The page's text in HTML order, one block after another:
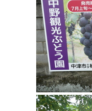
英語（English）
中国語（繁体字）
届出・登録・証明
福祉・介護
環境・衛生
事業者の方へ
入札・契約
農林水産業
都市整備
子育て・教育
施設情報
手当・助成
相談・支援・情報
観光・移住
観光なび
遊ぶ・体験する
市政情報
中津市について